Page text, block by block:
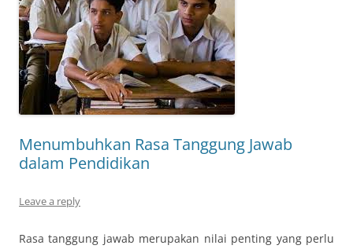
Menumbuhkan Rasa Tanggung Jawab
dalam Pendidikan
Leave a reply
Rasa tanggung jawab merupakan nilai penting yang perlu